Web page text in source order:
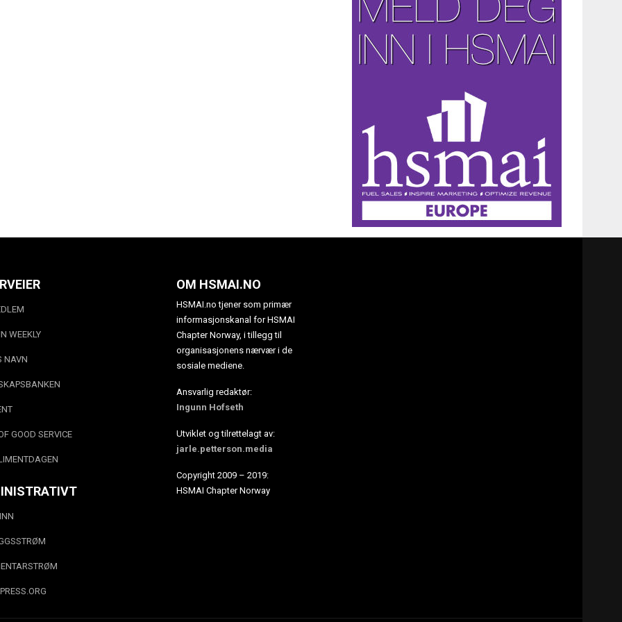
WEEKLY
NAVN
GOOD SERVICE
OM HSMAI.NO
HSMAI.no tjener som primær
informasjonskanal for HSMAI
Chapter Norway, i tillegg til
organisasjonens nærvær i de
sosiale mediene.
Ansvarlig redaktør:
Ingunn Hofseth
Utviklet og tilrettelagt av:
jarle.petterson.media
Copyright 2009 – 2019:
HSMAI Chapter Norway